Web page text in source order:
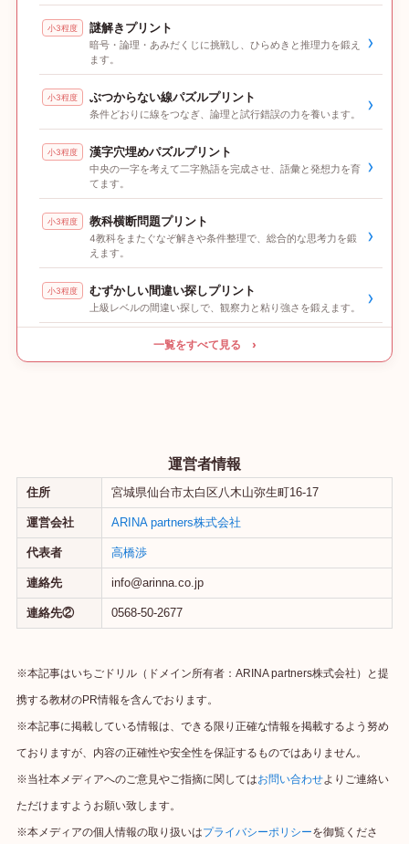
小3程度 謎解きプリント
暗号・論理・あみだくじに挑戦し、ひらめきと推理力を鍛え
ます。
›
小3程度 ぶつからない線パズルプリント
条件どおりに線をつなぎ、論理と試行錯誤の力を養います。 ›
小3程度 漢字穴埋めパズルプリント
中央の一字を考えて二字熟語を完成させ、語彙と発想力を育
てます。
›
小3程度 教科横断問題プリント
4教科をまたぐなぞ解きや条件整理で、総合的な思考力を鍛
えます。
›
小3程度 むずかしい間違い探しプリント
上級レベルの間違い探しで、観察力と粘り強さを鍛えます。 ›
一覧をすべて見る ›
運営者情報
住所 宮城県仙台市太白区八木山弥生町16-17
運営会社 ARINA partners株式会社
代表者 高橋渉
連絡先 info@arinna.co.jp
連絡先② 0568-50-2677
※本記事はいちごドリル（ドメイン所有者：ARINA partners株式会社）と提
携する教材のPR情報を含んでおります。
※本記事に掲載している情報は、できる限り正確な情報を掲載するよう努め
ておりますが、内容の正確性や安全性を保証するものではありません。
※当社本メディアへのご意見やご指摘に関してはお問い合わせよりご連絡い
ただけますようお願い致します。
※本メディアの個人情報の取り扱いはプライバシーポリシーを御覧くださ